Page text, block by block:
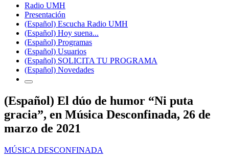
Radio UMH
Presentación
(Español) Escucha Radio UMH
(Español) Hoy suena...
(Español) Programas
(Español) Usuarios
(Español) SOLICITA TU PROGRAMA
(Español) Novedades
(Español) El dúo de humor “Ni puta
gracia”, en Música Desconfinada, 26 de
marzo de 2021
MÚSICA DESCONFINADA